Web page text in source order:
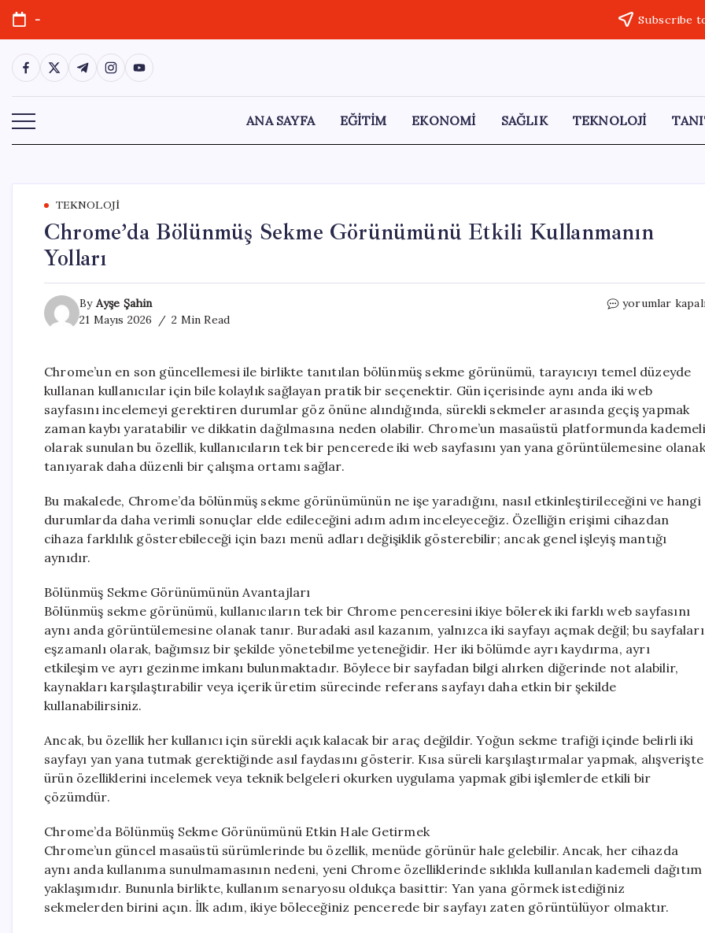
Skip
content
- Subscribe
https://www.facebook.com/
https://twitter.com/
https://t.me/
https://www.instagram.com/
https://youtube.com/
ANA SAYFA EĞİTİM EKONOMİ SAĞLIK TEKNOLOJİ
TEKNOLOJI
Chrome’da Bölünmüş Sekme Görünümünü Etkili Kullanmanın
Yolları
By Ayşe Şahin
21 Mayıs 2026
2 Min Read
Chrome’da
Etkili
Kullanmanın
için
yorumlar
Chrome’un en son güncellemesi ile birlikte tanıtılan bölünmüş sekme görünümü, tarayıcıyı temel düzeyde
kullanan kullanıcılar için bile kolaylık sağlayan pratik bir seçenektir. Gün içerisinde aynı anda iki web
sayfasını incelemeyi gerektiren durumlar göz önüne alındığında, sürekli sekmeler arasında geçiş yapmak
zaman kaybı yaratabilir ve dikkatin dağılmasına neden olabilir. Chrome’un masaüstü platformunda kademeli
olarak sunulan bu özellik, kullanıcıların tek bir pencerede iki web sayfasını yan yana görüntülemesine olanak
tanıyarak daha düzenli bir çalışma ortamı sağlar.
Bu makalede, Chrome’da bölünmüş sekme görünümünün ne işe yaradığını, nasıl etkinleştirileceğini ve hangi
durumlarda daha verimli sonuçlar elde edileceğini adım adım inceleyeceğiz. Özelliğin erişimi cihazdan
cihaza farklılık gösterebileceği için bazı menü adları değişiklik gösterebilir; ancak genel işleyiş mantığı
aynıdır.
Bölünmüş Sekme Görünümünün Avantajları
Bölünmüş sekme görünümü, kullanıcıların tek bir Chrome penceresini ikiye bölerek iki farklı web sayfasını
aynı anda görüntülemesine olanak tanır. Buradaki asıl kazanım, yalnızca iki sayfayı açmak değil; bu sayfaları
eşzamanlı olarak, bağımsız bir şekilde yönetebilme yeteneğidir. Her iki bölümde ayrı kaydırma, ayrı
etkileşim ve ayrı gezinme imkanı bulunmaktadır. Böylece bir sayfadan bilgi alırken diğerinde not alabilir,
kaynakları karşılaştırabilir veya içerik üretim sürecinde referans sayfayı daha etkin bir şekilde
kullanabilirsiniz.
Ancak, bu özellik her kullanıcı için sürekli açık kalacak bir araç değildir. Yoğun sekme trafiği içinde belirli iki
sayfayı yan yana tutmak gerektiğinde asıl faydasını gösterir. Kısa süreli karşılaştırmalar yapmak, alışverişte
ürün özelliklerini incelemek veya teknik belgeleri okurken uygulama yapmak gibi işlemlerde etkili bir
çözümdür.
Chrome’da Bölünmüş Sekme Görünümünü Etkin Hale Getirmek
Chrome’un güncel masaüstü sürümlerinde bu özellik, menüde görünür hale gelebilir. Ancak, her cihazda
aynı anda kullanıma sunulmamasının nedeni, yeni Chrome özelliklerinde sıklıkla kullanılan kademeli dağıtım
yaklaşımıdır. Bununla birlikte, kullanım senaryosu oldukça basittir: Yan yana görmek istediğiniz
sekmelerden birini açın. İlk adım, ikiye böleceğiniz pencerede bir sayfayı zaten görüntülüyor olmaktır.